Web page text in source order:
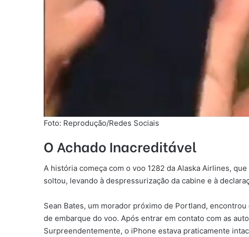
Foto: Reprodução/Redes Sociais
O Achado Inacreditável
A história começa com o voo 1282 da Alaska Airlines,
soltou, levando à despressurização da cabine e à
Sean Bates, um morador próximo de Portland,
de embarque do voo. Após entrar em contato com as
Surpreendentemente, o iPhone estava praticamente